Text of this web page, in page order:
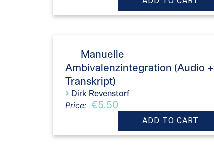
Manuelle
Ambivalenzintegration (Audio +
Transkript)
› Dirk Revenstorf
Price: €5.50